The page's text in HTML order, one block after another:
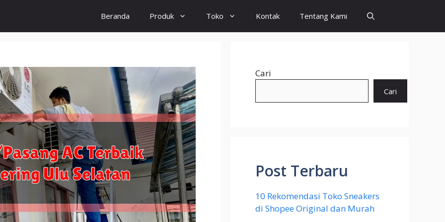
Beranda Produk Toko Kontak Tentang Kami
Cari
Cari
Post Terbaru
10 Rekomendasi Toko Sneakers
di Shopee Original dan Murah